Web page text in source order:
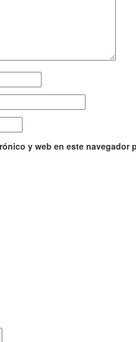
y web en este navegador